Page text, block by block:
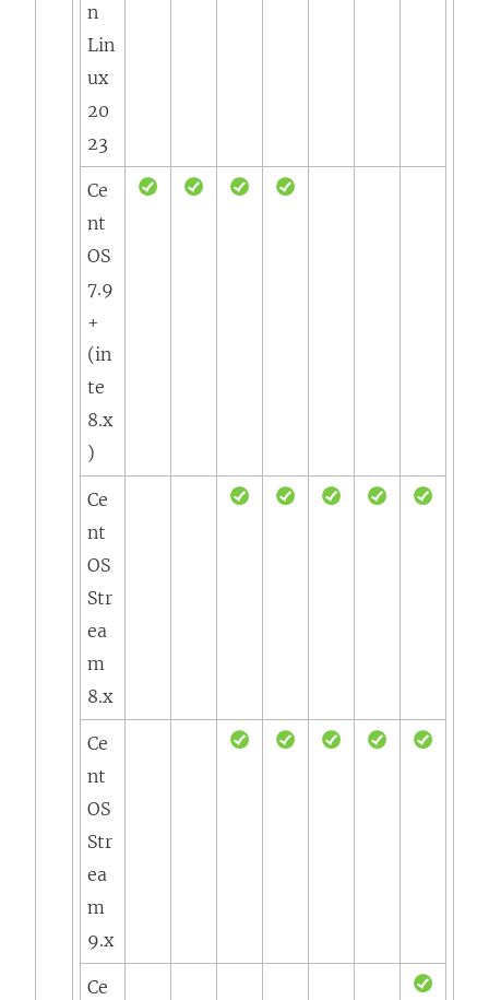
n
Lin
ux
20
23
Ce
nt
OS
7.9
+
(in
te
8.x
)
Ce
nt
OS
Str
ea
m
8.x
Ce
nt
OS
Str
ea
m
9.x
Ce